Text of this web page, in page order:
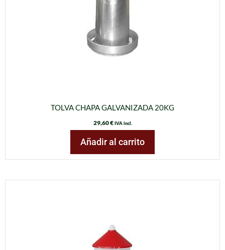
TOLVA CHAPA GALVANIZADA 20KG
29,60€ IVA incl.
Añadir al carrito